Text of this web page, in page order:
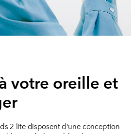
votre oreille et
2 lite disposent d'une conception